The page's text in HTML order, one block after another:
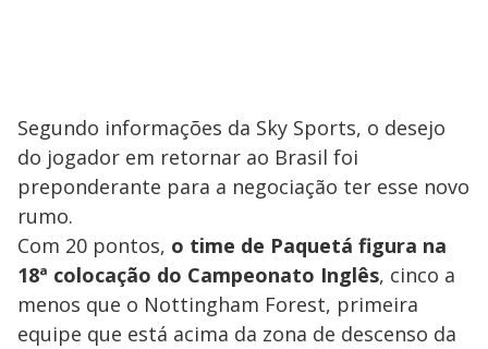
Segundo informações da Sky Sports, o desejo
do jogador em retornar ao Brasil foi
preponderante para a negociação ter esse novo
rumo.
Com 20 pontos, o time de Paquetá figura na
18ª colocação do Campeonato Inglês, cinco a
menos que o Nottingham Forest, primeira
equipe que está acima da zona de descenso da